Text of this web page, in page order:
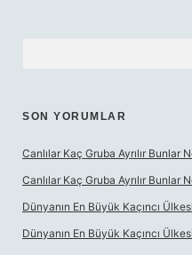
SON YORUMLAR
Canlılar Kaç Gruba Ayrılır Bunlar
Canlılar Kaç Gruba Ayrılır Bunlar
Dünyanın En Büyük Kaçıncı Ülkesi
Dünyanın En Büyük Kaçıncı Ülkesi